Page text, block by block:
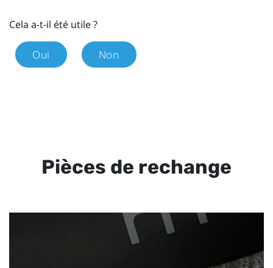
Cela a-t-il été utile ?
Oui Non
Pièces de rechange